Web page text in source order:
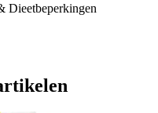
Dieetbeperkingen